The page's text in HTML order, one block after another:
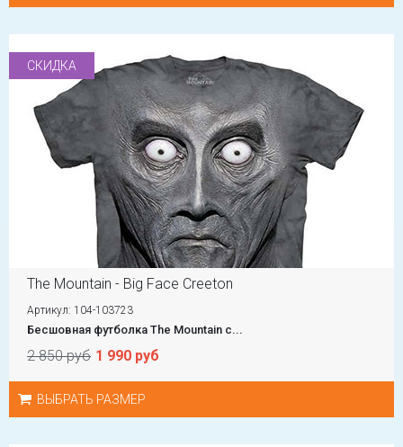
СКИДКА
The Mountain - Big Face Creeton
Артикул: 104-103723
Бесшовная футболка The Mountain с...
2 850 руб 1 990 руб
ВЫБРАТЬ РАЗМЕР